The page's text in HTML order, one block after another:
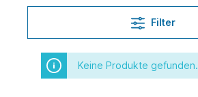
Filter
Keine Produkte gefunden.